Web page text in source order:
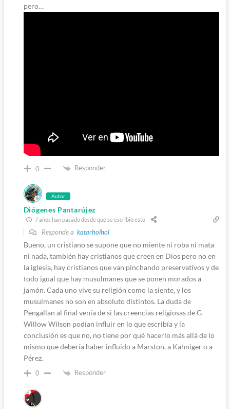
pero…
0 Responder
Autor
Diógenes Pantarújez
7 años han pasado desde que se escribió esto
Responde a katarholhol
Bueno, un cristiano se supone que no miente ni roba ni mata
ni nada, también hay cristianos que creen en Dios pero no en
la iglesia, hay cristianos que van pinchando preservativos y de
todo igual que hay musulmanes que se ponen morados a
jamón. Cada uno vive su religión como la siente, y los
musulmanes no son en absoluto distintos. La duda de
Pengallan al final venía de si las creencias religiosas de G
Willow Wilson podían influir en lo que escribía y la
conclusión es que no, no tiene por qué hacerlo más allá de lo
mismo que debería haber influido a Marston, a Kahniger o a
Pérez.
0 Responder